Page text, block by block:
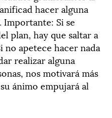
hacer alguna
Importante: Si se
plan, hay que saltar a
no apetece hacer nada
realizar alguna
nos motivará más
ánimo empujará al